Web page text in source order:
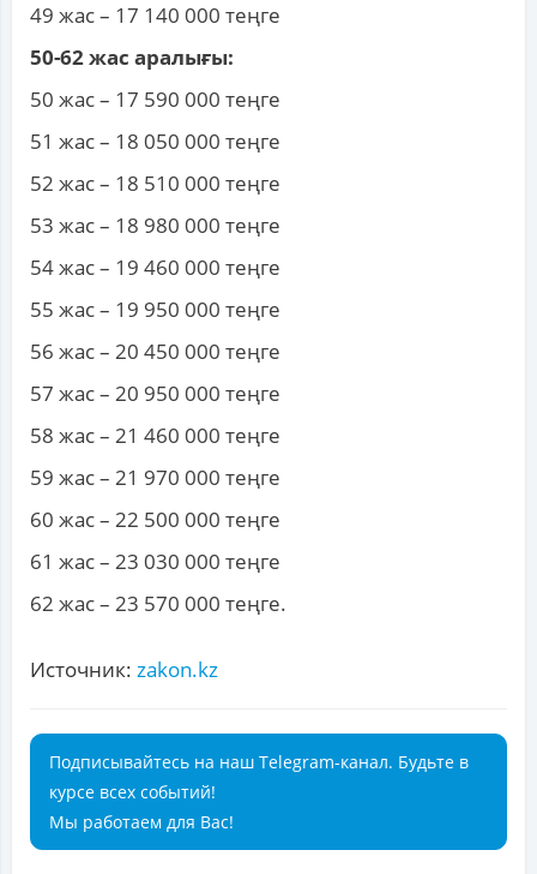
49 жас – 17 140 000 теңге
50-62 жас аралығы:
50 жас – 17 590 000 теңге
51 жас – 18 050 000 теңге
52 жас – 18 510 000 теңге
53 жас – 18 980 000 теңге
54 жас – 19 460 000 теңге
55 жас – 19 950 000 теңге
56 жас – 20 450 000 теңге
57 жас – 20 950 000 теңге
58 жас – 21 460 000 теңге
59 жас – 21 970 000 теңге
60 жас – 22 500 000 теңге
61 жас – 23 030 000 теңге
62 жас – 23 570 000 теңге.
Источник: zakon.kz
Подписывайтесь на наш Telegram-канал. Будьте в
курсе всех событий!
Мы работаем для Вас!